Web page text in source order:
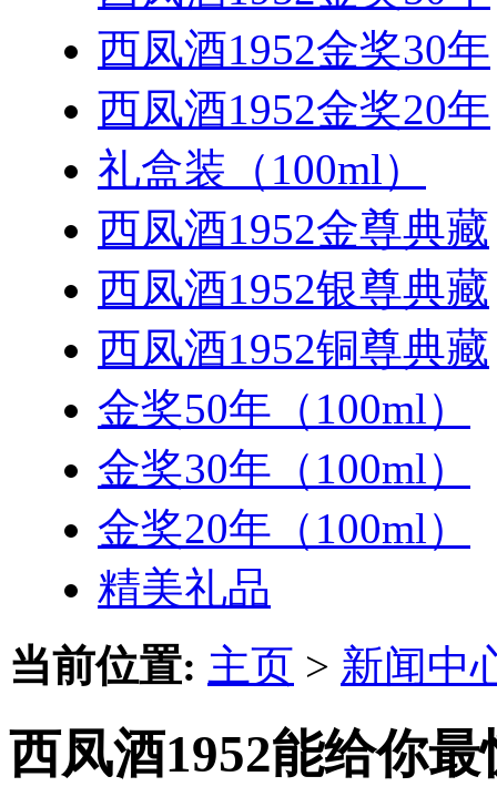
西凤酒1952金奖30年
西凤酒1952金奖20年
礼盒装（100ml）
西凤酒1952金尊典藏
西凤酒1952银尊典藏
西凤酒1952铜尊典藏
金奖50年（100ml）
金奖30年（100ml）
金奖20年（100ml）
精美礼品
当前位置: 主页 > 新闻中
西凤酒1952能给你